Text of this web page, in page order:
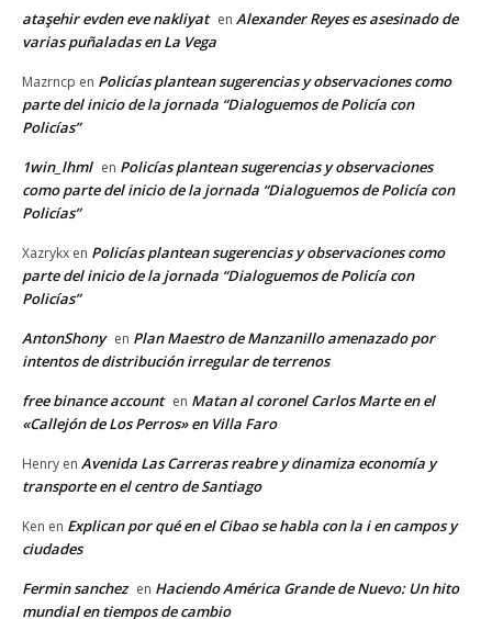
ataşehir evden eve nakliyat en Alexander Reyes es asesinado de
varias puñaladas en La Vega
Mazrncp en Policías plantean sugerencias y observaciones como
parte del inicio de la jornada “Dialoguemos de Policía con
Policías”
1win_lhml en Policías plantean sugerencias y observaciones
como parte del inicio de la jornada “Dialoguemos de Policía con
Policías”
Xazrykx en Policías plantean sugerencias y observaciones como
parte del inicio de la jornada “Dialoguemos de Policía con
Policías”
AntonShony en Plan Maestro de Manzanillo amenazado por
intentos de distribución irregular de terrenos
free binance account en Matan al coronel Carlos Marte en el
«Callejón de Los Perros» en Villa Faro
Henry en Avenida Las Carreras reabre y dinamiza economía y
transporte en el centro de Santiago
Ken en Explican por qué en el Cibao se habla con la i en campos y
ciudades
Fermin sanchez en Haciendo América Grande de Nuevo: Un hito
mundial en tiempos de cambio